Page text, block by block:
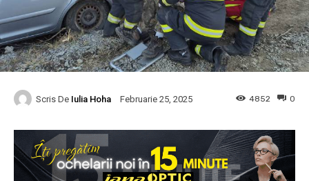
Scris De Iulia Hoha Februarie 25, 2025 0
4852